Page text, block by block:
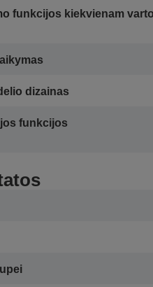
funkcijos kiekvienam
dizainas
funkcijos